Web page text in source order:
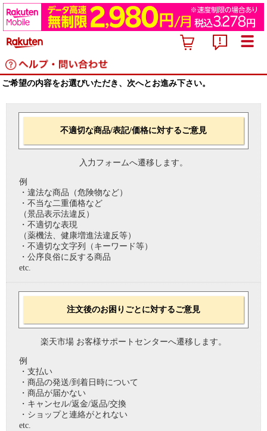
ご希望の内容をお選びいただき、次へとお進み下さい。
不適切な商品/表記/価格に対するご意見
入力フォームへ遷移します。
例
・違法な商品（危険物など）
・不当な二重価格など
（景品表示法違反）
・不適切な表現
（薬機法、健康増進法違反等）
・不適切な文字列（キーワード等）
・公序良俗に反する商品
etc.
注文後のお困りごとに対するご意見
楽天市場 お客様サポートセンターへ遷移します。
例
・支払い
・商品の発送/到着日時について
・商品が届かない
・キャンセル/返金/返品/交換
・ショップと連絡がとれない
etc.